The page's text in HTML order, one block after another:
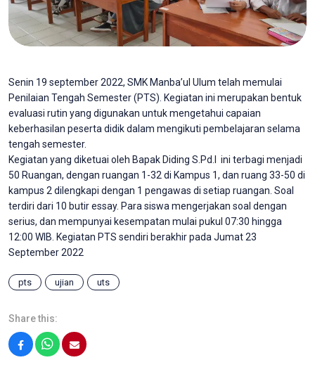
Senin 19 september 2022, SMK Manba’ul Ulum telah memulai
Penilaian Tengah Semester (PTS). Kegiatan ini merupakan bentuk
evaluasi rutin yang digunakan untuk mengetahui capaian
keberhasilan peserta didik dalam mengikuti pembelajaran selama
tengah semester.
Kegiatan yang diketuai oleh Bapak Diding S.Pd.I ini terbagi menjadi
50 Ruangan, dengan ruangan 1-32 di Kampus 1, dan ruang 33-50 di
kampus 2 dilengkapi dengan 1 pengawas di setiap ruangan. Soal
terdiri dari 10 butir essay. Para siswa mengerjakan soal dengan
serius, dan mempunyai kesempatan mulai pukul 07:30 hingga
12:00 WIB. Kegiatan PTS sendiri berakhir pada Jumat 23
September 2022
pts ujian uts
Share this: